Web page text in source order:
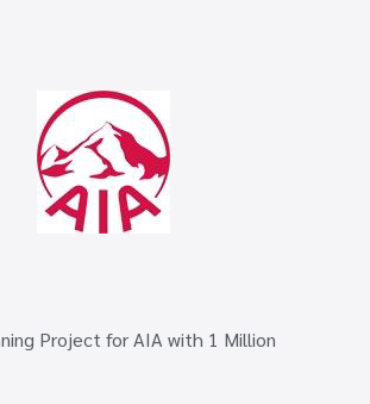
Project for AIA with 1 Million